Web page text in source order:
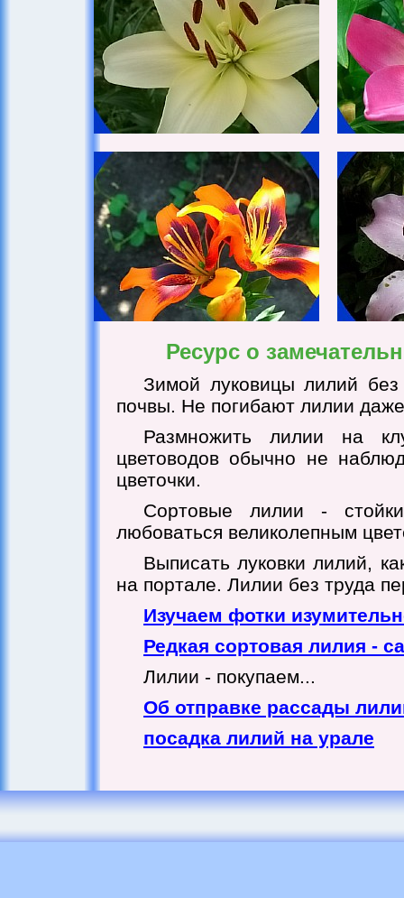
Ресурс о
Зимой луковицы лилий
почвы. Не погибают лилии
Размножить лилии на
цветоводов обычно не
цветочки.
Сортовые лилии -
любоваться великолепным
Выписать луковки лилий,
на портале. Лилии без труда
Изучаем фотки
Редкая сортовая лилия -
Лилии - покупаем...
Об отправке рассады
посадка лилий на урале